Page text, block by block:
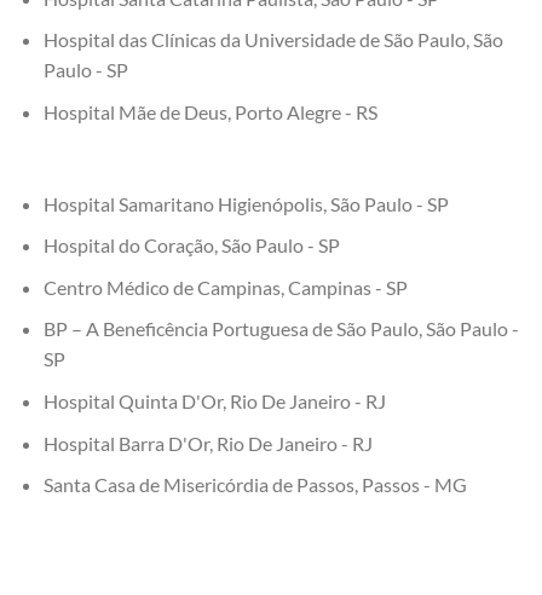
Hospital das Clínicas da Universidade de São Paulo, São
Paulo - SP
Hospital Mãe de Deus, Porto Alegre - RS
Hospital Samaritano Higienópolis, São Paulo - SP
Hospital do Coração, São Paulo - SP
Centro Médico de Campinas, Campinas - SP
BP – A Beneficência Portuguesa de São Paulo, São Paulo -
SP
Hospital Quinta D'Or, Rio De Janeiro - RJ
Hospital Barra D'Or, Rio De Janeiro - RJ
Santa Casa de Misericórdia de Passos, Passos - MG